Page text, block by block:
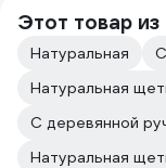
Этот товар
Натуральная
Натуральная
С деревянной
Натуральная